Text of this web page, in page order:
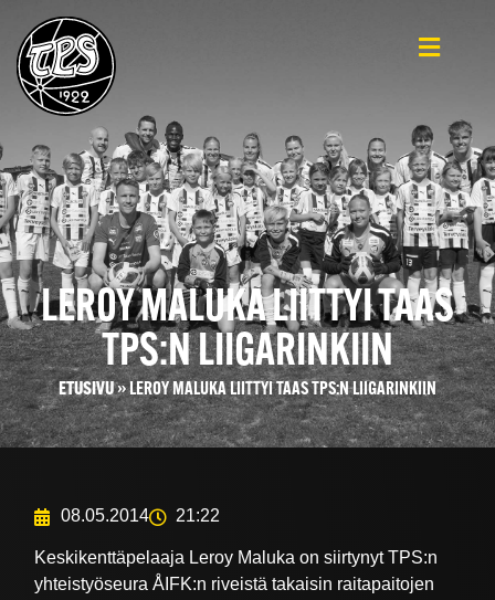
LEROY MALUKA LIITTYI TAAS
TPS:N LIIGARINKIIN
ETUSIVU»LEROY MALUKA LIITTYI TAAS TPS:N LIIGARINKIIN
08.05.2014 21:22
Keskikenttäpelaaja Leroy Maluka on siirtynyt TPS:n
yhteistyöseura ÅIFK:n riveistä takaisin raitapaitojen